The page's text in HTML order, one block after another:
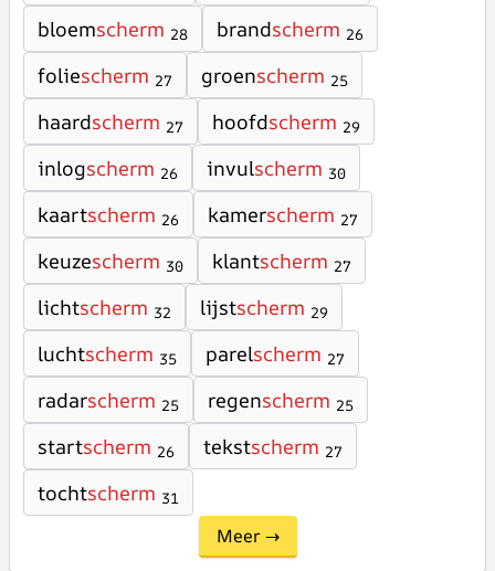
bloemscherm 28 brandscherm 26
foliescherm 27 groenscherm 25
haardscherm 27 hoofdscherm 29
inlogscherm 26 invulscherm 30
kaartscherm 26 kamerscherm 27
keuzescherm 30 klantscherm 27
lichtscherm 32 lijstscherm 29
luchtscherm 35 parelscherm 27
radarscherm 25 regenscherm 25
startscherm 26 tekstscherm 27
tochtscherm 31
Meer →